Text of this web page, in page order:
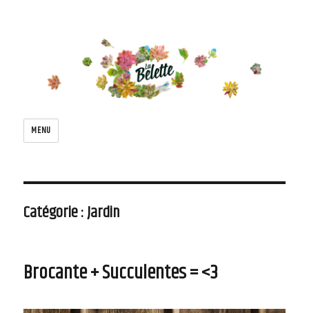
Le blog de la belette
MENU
Catégorie : Jardin
Brocante + Succulentes = <3